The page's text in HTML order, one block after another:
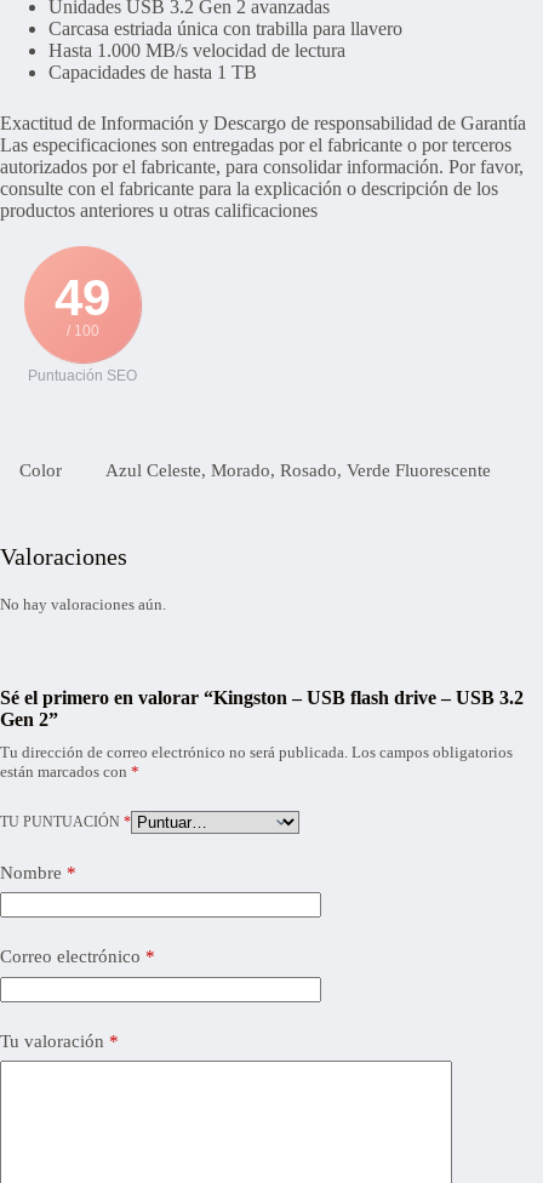
Unidades USB 3.2 Gen 2 avanzadas
Carcasa estriada única con trabilla para llavero
Hasta 1.000 MB/s velocidad de lectura
Capacidades de hasta 1 TB
Exactitud de Información y Descargo de responsabilidad de Garantía
Las especificaciones son entregadas por el fabricante o por terceros
autorizados por el fabricante, para consolidar información. Por favor,
consulte con el fabricante para la explicación o descripción de los
productos anteriores u otras calificaciones
49
/ 100
Puntuación SEO
Color Azul Celeste, Morado, Rosado, Verde Fluorescente
Valoraciones
No hay valoraciones aún.
Sé el primero en valorar “Kingston – USB flash drive – USB 3.2
Gen 2”
Tu dirección de correo electrónico no será publicada. Los campos obligatorios
están marcados con *
TU PUNTUACIÓN *
Nombre *
Correo electrónico *
Tu valoración *